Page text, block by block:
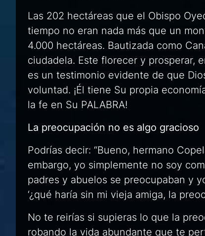
Las 202 hectáreas que el Obispo
tiempo no eran nada más que un
4.000 hectáreas. Bautizada como
ciudadela. Este florecer y prosperar,
es un testimonio evidente de que
voluntad. ¡Él tiene Su propia
la fe en Su PALABRA!
La preocupación no es algo gracioso
Podrías decir: “Bueno, hermano
embargo, yo simplemente no soy
padres y abuelos se preocupaban y
‘¿qué haría sin mi vieja amiga, la
No te reirías si supieras lo que la
robando la vida abundante que te